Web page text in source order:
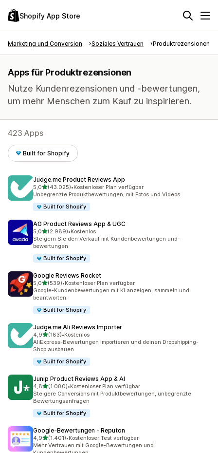
Shopify App Store
Marketing und Conversion Soziales Vertrauen Produktrezensionen
Apps für Produktrezensionen
Nutze Kundenrezensionen und -bewertungen,
um mehr Menschen zum Kauf zu inspirieren.
423 Apps
Built for Shopify
Judge.me Product Reviews App
5,0von 5 Sternen
(43.025)
43025 Rezensionen insgesamt
•Kostenloser Plan verfügbar
Unbegrenzte Produktbewertungen, mit Fotos und Videos
Built for Shopify
AG Product Reviews App & UGC
5,0von 5 Sternen
(2.989)
2989 Rezensionen insgesamt
•Kostenlos
Steigern Sie den Verkauf mit Kundenbewertungen und-
bewertungen
Built for Shopify
Google Reviews Rocket
5,0von 5 Sternen
(539)
539 Rezensionen insgesamt
•Kostenloser Plan verfügbar
Google-Kundenbewertungen mit KI anzeigen, sammeln und
beantworten.
Built for Shopify
Judge.me Ali Reviews Importer
4,9von 5 Sternen
(183)
183 Rezensionen insgesamt
•Kostenlos
AliExpress-Bewertungen importieren und deinen Dropshipping-
Shop ausbauen
Built for Shopify
Junip Product Reviews App & AI
4,8von 5 Sternen
(1.080)
1080 Rezensionen insgesamt
•Kostenloser Plan verfügbar
Steigere Conversions mit Produktbewertungen, unbegrenzte
Bewertungsanfragen
Built for Shopify
Google‑Bewertungen ‑ Reputon
4,9von 5 Sternen
(1.401)
1401 Rezensionen insgesamt
•Kostenloser Test verfügbar
Mehr Vertrauen mit Google-Bewertungen und